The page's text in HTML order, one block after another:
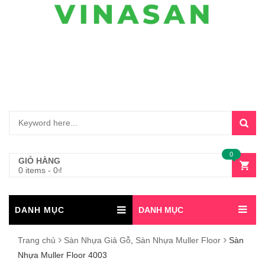
GIỎ HÀNG
0 items - 0₫
0
DANH MỤC DANH MỤC
Trang chủ Sàn Nhựa Giả Gỗ Sàn Nhựa Muller Floor
Sàn
Nhựa Muller Floor 4003